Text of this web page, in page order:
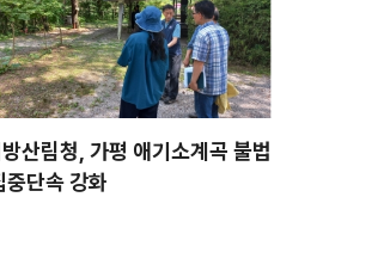
산림청, 가평 애기소계곡 불법
중단속 강화
산림청, ‘섬의 날’ 행사서 섬숲 복원